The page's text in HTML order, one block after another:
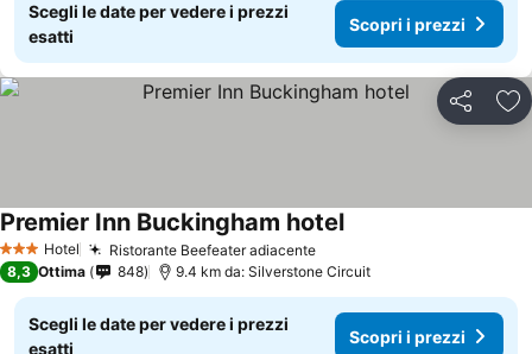
Scegli le date per vedere i prezzi
esatti
Scopri i prezzi
Condividi
3 StelleHotel Ristorante Beefeater adiacente
Premier Inn Buckingham hotel
8,3 Ottima 848 9.4 km da: Silverstone Circuit
Scegli le date per vedere i prezzi
esatti
Scopri i prezzi